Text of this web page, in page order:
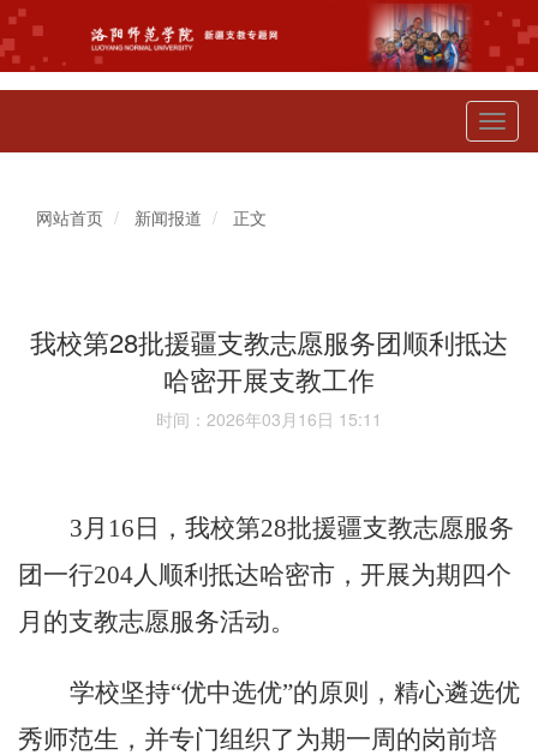
网站首页 新闻报道 正文
我校第28批援疆支教志愿服务团顺利抵达
哈密开展支教工作
时间：2026年03月16日 15:11
3月16日， 我校第28批援疆支教志愿服务
团一行204人顺利抵达哈密市 ， 开展为期四个
月的支教志愿服务活动。
学校坚持“优中选优”的原则，精心遴选优
秀师范生，并专门组织了为期一周的岗前培